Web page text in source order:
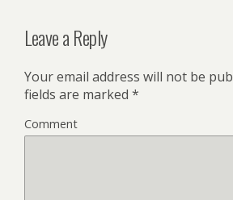
Leave a Reply
Your email address will not be
fields are marked *
Comment